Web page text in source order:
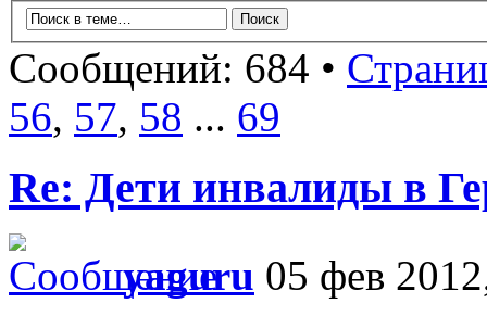
Сообщений: 684 •
56, 57, 58 ... 69
Re: Дети инвалиды в
yaguru 05 фев